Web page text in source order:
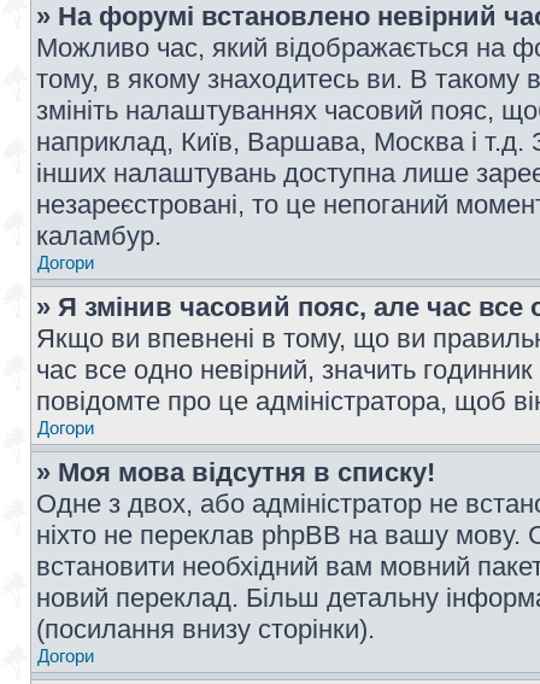
» На форумі встановлено невірний
Можливо час, який відображається на
тому, в якому знаходитесь ви. В такому
змініть налаштуваннях часовий пояс,
наприклад, Київ, Варшава, Москва і т.д.
інших налаштувань доступна лише
незареєстровані, то це непоганий
каламбур.
Догори
» Я змінив часовий пояс, але час все
Якщо ви впевнені в тому, що ви
час все одно невірний, значить
повідомте про це адміністратора, щоб
Догори
» Моя мова відсутня в списку!
Одне з двох, або адміністратор не
ніхто не переклав phpBB на вашу мову.
встановити необхідний вам мовний
новий переклад. Більш детальну
(посилання внизу сторінки).
Догори